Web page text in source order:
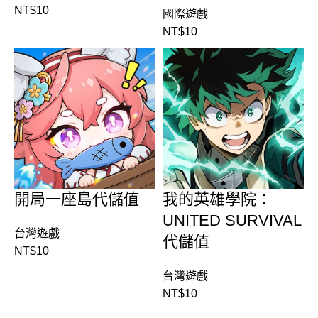
NT$10
國際遊戲
NT$10
開局一座島代儲值
台灣遊戲
NT$10
我的英雄學院：
UNITED SURVIVAL
代儲值
台灣遊戲
NT$10